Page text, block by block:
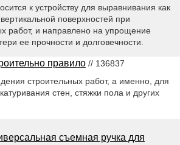
к устройству для выравнивания как
поверхностей при
работ, и направлено на упрощение
ее прочности и долговечности.
правило // 136837
строительных работ, а именно, для
стен, стяжки пола и других
съемная ручка для